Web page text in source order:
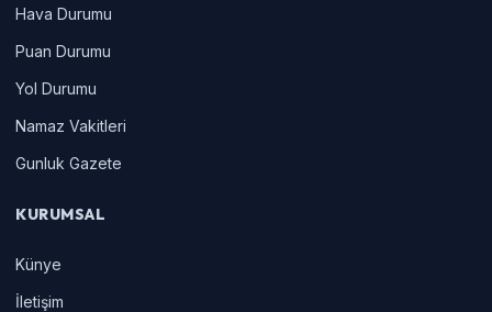
Hava Durumu
Puan Durumu
Yol Durumu
Namaz Vakitleri
Gunluk Gazete
KURUMSAL
Künye
İletişim